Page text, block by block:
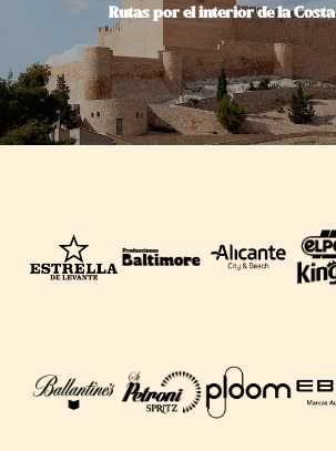
Rutas por el interior de la